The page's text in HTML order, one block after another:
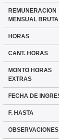
REMUNERACION
MENSUAL BRUTA
HORAS
CANT. HORAS
MONTO HORAS
EXTRAS
FECHA DE
F. HASTA
OBSERVACIONES